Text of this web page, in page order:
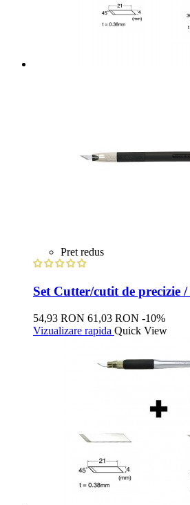
Pret redus
Set Cutter/cutit de precizie
54,93 RON 61,03 RON -10%
Vizualizare rapida Quick View